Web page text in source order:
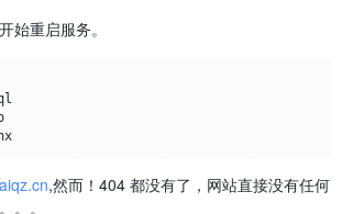
始重启服务。
docker start nginx
,然而！404 都没有了，网站直接没有任何
。。